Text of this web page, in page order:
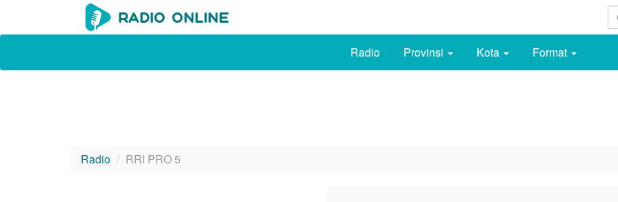
Radio Provinsi Kota Format
Radio RRI PRO 5